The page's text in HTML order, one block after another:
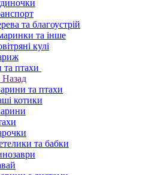
та благоустрій
та інше
кулі
та птахи
Назад
та птахи
котики
та бабки